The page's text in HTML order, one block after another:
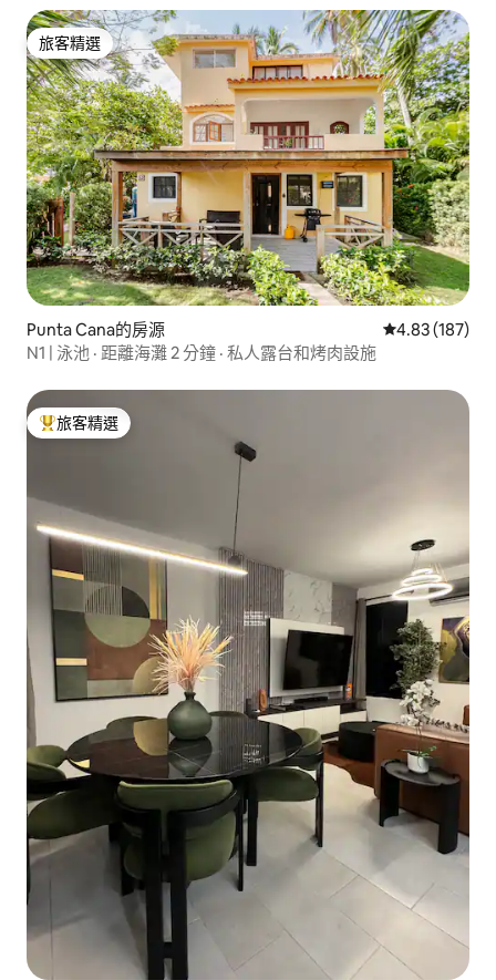
旅客精選
旅客精選
Punta Cana的房源 從 187 則評價
4.83 (187)
N1 | 泳池 · 距離海灘 2 分鐘 · 私人露台和烤肉設施
旅客精選榜首
旅客精選